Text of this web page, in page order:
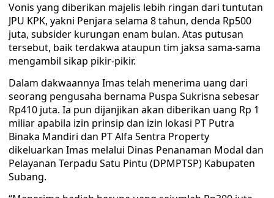
Vonis yang diberikan majelis lebih ringan dari tuntutan
JPU KPK, yakni Penjara selama 8 tahun, denda Rp500
juta, subsider kurungan enam bulan. Atas putusan
tersebut, baik terdakwa ataupun tim jaksa sama-sama
mengambil sikap pikir-pikir.
Dalam dakwaannya Imas telah menerima uang dari
seorang pengusaha bernama Puspa Sukrisna sebesar
Rp410 juta. Ia pun dijanjikan akan diberikan uang Rp 1
miliar apabila izin prinsip dan izin lokasi PT Putra
Binaka Mandiri dan PT Alfa Sentra Property
dikeluarkan Imas melalui Dinas Penanaman Modal dan
Pelayanan Terpadu Satu Pintu (DPMPTSP) Kabupaten
Subang.